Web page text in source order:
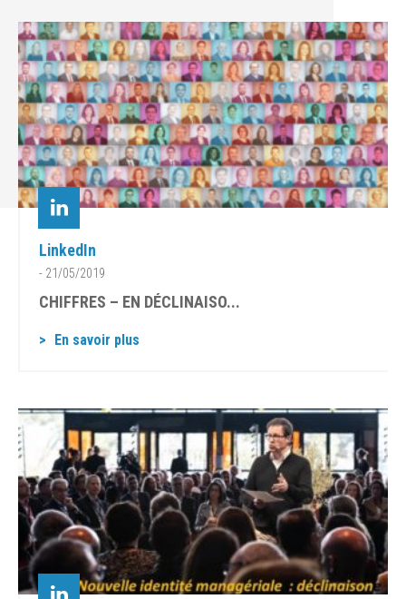
LinkedIn
- 21/05/2019
CHIFFRES – EN DÉCLINAISO...
En savoir plus